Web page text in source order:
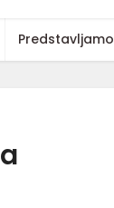
Predstavljamo